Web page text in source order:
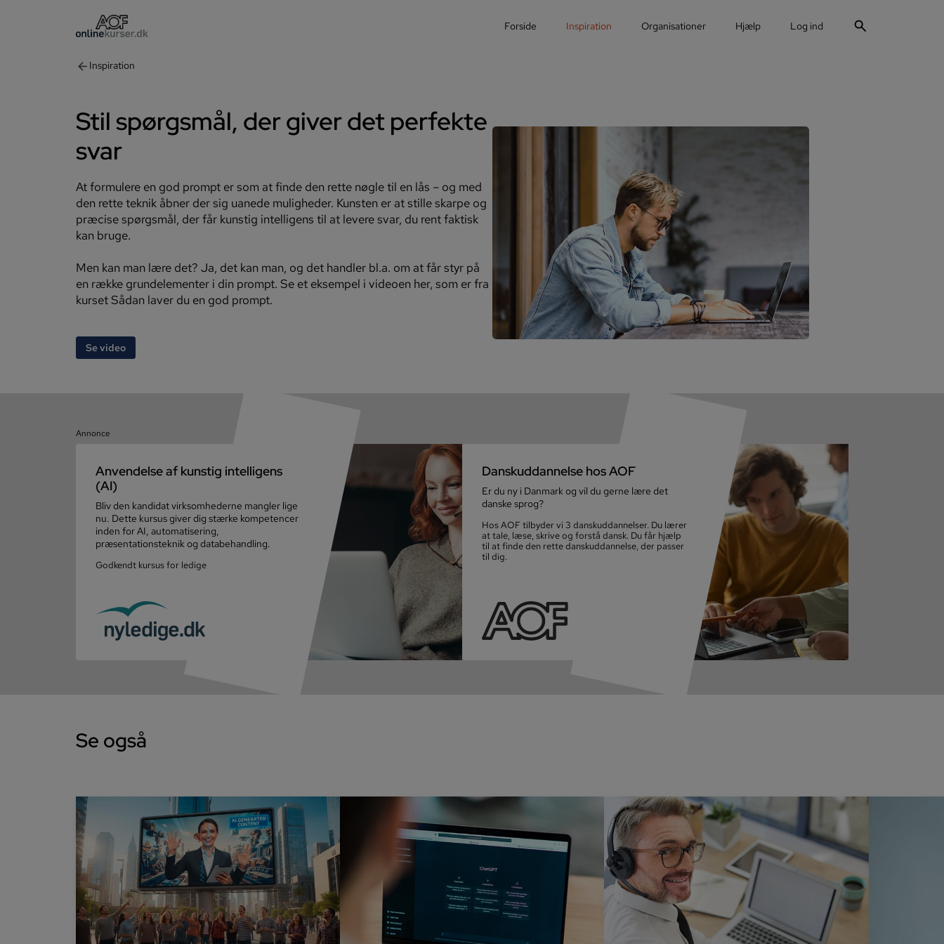
Forside Inspiration Organisationer Hjælp Log ind search
arrow_back Inspiration
Stil spørgsmål, der giver det perfekte
svar
At formulere en god prompt er som at finde den rette nøgle til en lås – og med
den rette teknik åbner der sig uanede muligheder. Kunsten er at stille skarpe og
præcise spørgsmål, der får kunstig intelligens til at levere svar, du rent faktisk
kan bruge.
Men kan man lære det? Ja, det kan man, og det handler bl.a. om at får styr på
en række grundelementer i din prompt. Se et eksempel i videoen her, som er fra
kurset Sådan laver du en god prompt.
Se video
Annonce
Anvendelse af kunstig intelligens
(AI)
Bliv den kandidat virksomhederne mangler lige
nu. Dette kursus giver dig stærke kompetencer
inden for AI, automatisering,
præsentationsteknik og databehandling.
Godkendt kursus for ledige
Dan­skud­dan­nel­se hos AOF
Er du ny i Danmark og vil du gerne lære det
danske sprog?
Hos AOF tilbyder vi 3 dan­skud­dan­nel­ser. Du lærer
at tale, læse, skrive og forstå dansk. Du får hjælp
til at finde den rette dan­skud­dan­nel­se, der passer
til dig.
Se også